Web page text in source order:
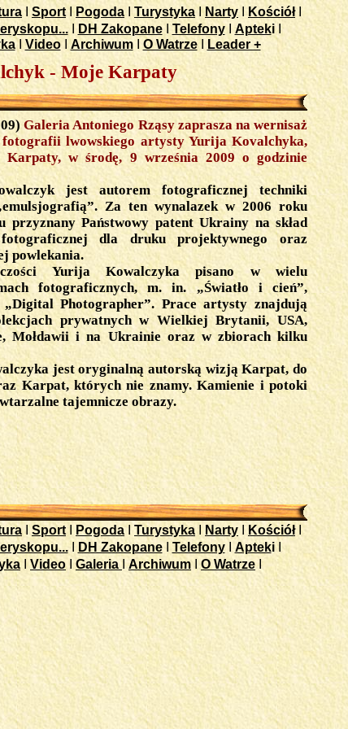
Sport I Pogoda Turystyka I Narty Kościół
DH ZakopaneI Telefony AptekiI
I VideoI Archiwum O Watrze Leader +
- Moje Karpaty
Galeria Antoniego Rząsy zaprasza na wernisaż
fotografii lwowskiego artysty Yurija Kovalchyka,
w środę, 9 września 2009 o godzinie
jest autorem fotograficznej techniki
Za ten wynalazek w 2006 roku
przyznany Państwowy patent Ukrainy na skład
dla druku projektywnego oraz
powlekania.
Yurija Kowalczyka pisano w wielu
fotograficznych, m. in. „Światło i cień”,
„Digital Photographer”. Prace artysty znajdują
prywatnych w Wielkiej Brytanii, USA,
Mołdawii i na Ukrainie oraz w zbiorach kilku
jest oryginalną autorską wizją Karpat, do
Karpat, których nie znamy. Kamienie i potoki
tajemnicze obrazy.
Sport Pogoda I Turystyka Narty Kościół
DH ZakopaneI Telefony Apteki
VideoI Galeria Archiwum O Watrze